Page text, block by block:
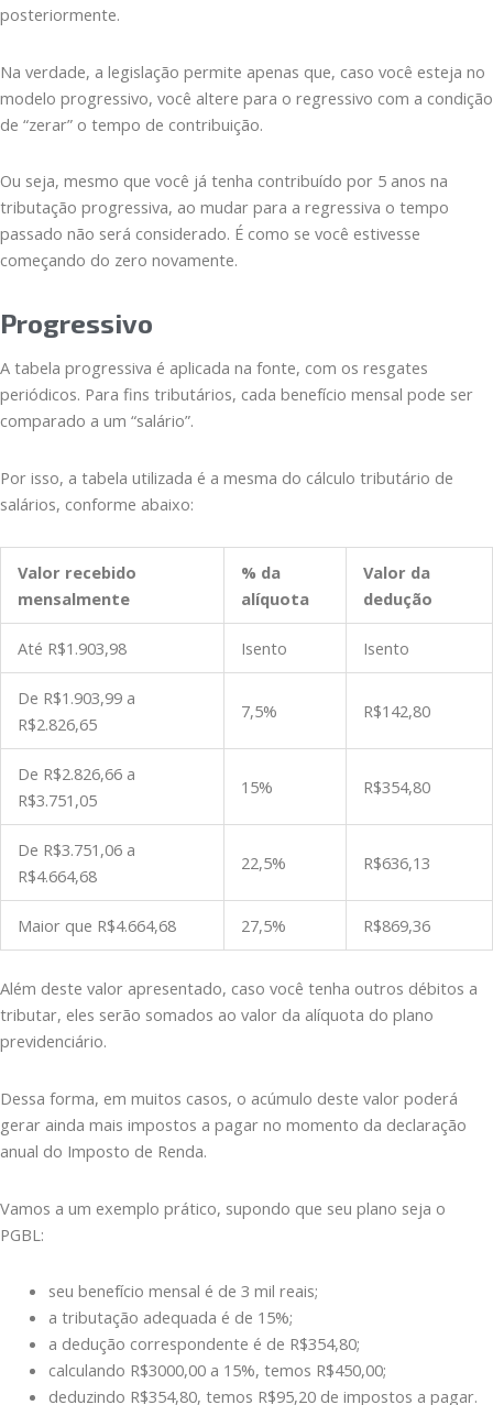
posteriormente.
Na verdade, a legislação permite apenas que, caso você esteja no
modelo progressivo, você altere para o regressivo com a condição
de “zerar” o tempo de contribuição.
Ou seja, mesmo que você já tenha contribuído por 5 anos na
tributação progressiva, ao mudar para a regressiva o tempo
passado não será considerado. É como se você estivesse
começando do zero novamente.
Progressivo
A tabela progressiva é aplicada na fonte, com os resgates
periódicos. Para fins tributários, cada benefício mensal pode ser
comparado a um “salário”.
Por isso, a tabela utilizada é a mesma do cálculo tributário de
salários, conforme abaixo:
Valor recebido
mensalmente
% da
alíquota
Valor da
dedução
Até R$1.903,98 Isento Isento
De R$1.903,99 a
R$2.826,65
7,5% R$142,80
De R$2.826,66 a
R$3.751,05
15% R$354,80
De R$3.751,06 a
R$4.664,68
22,5% R$636,13
Maior que R$4.664,68 27,5% R$869,36
Além deste valor apresentado, caso você tenha outros débitos a
tributar, eles serão somados ao valor da alíquota do plano
previdenciário.
Dessa forma, em muitos casos, o acúmulo deste valor poderá
gerar ainda mais impostos a pagar no momento da declaração
anual do Imposto de Renda.
Vamos a um exemplo prático, supondo que seu plano seja o
PGBL:
seu benefício mensal é de 3 mil reais;
a tributação adequada é de 15%;
a dedução correspondente é de R$354,80;
calculando R$3000,00 a 15%, temos R$450,00;
deduzindo R$354,80, temos R$95,20 de impostos a pagar.